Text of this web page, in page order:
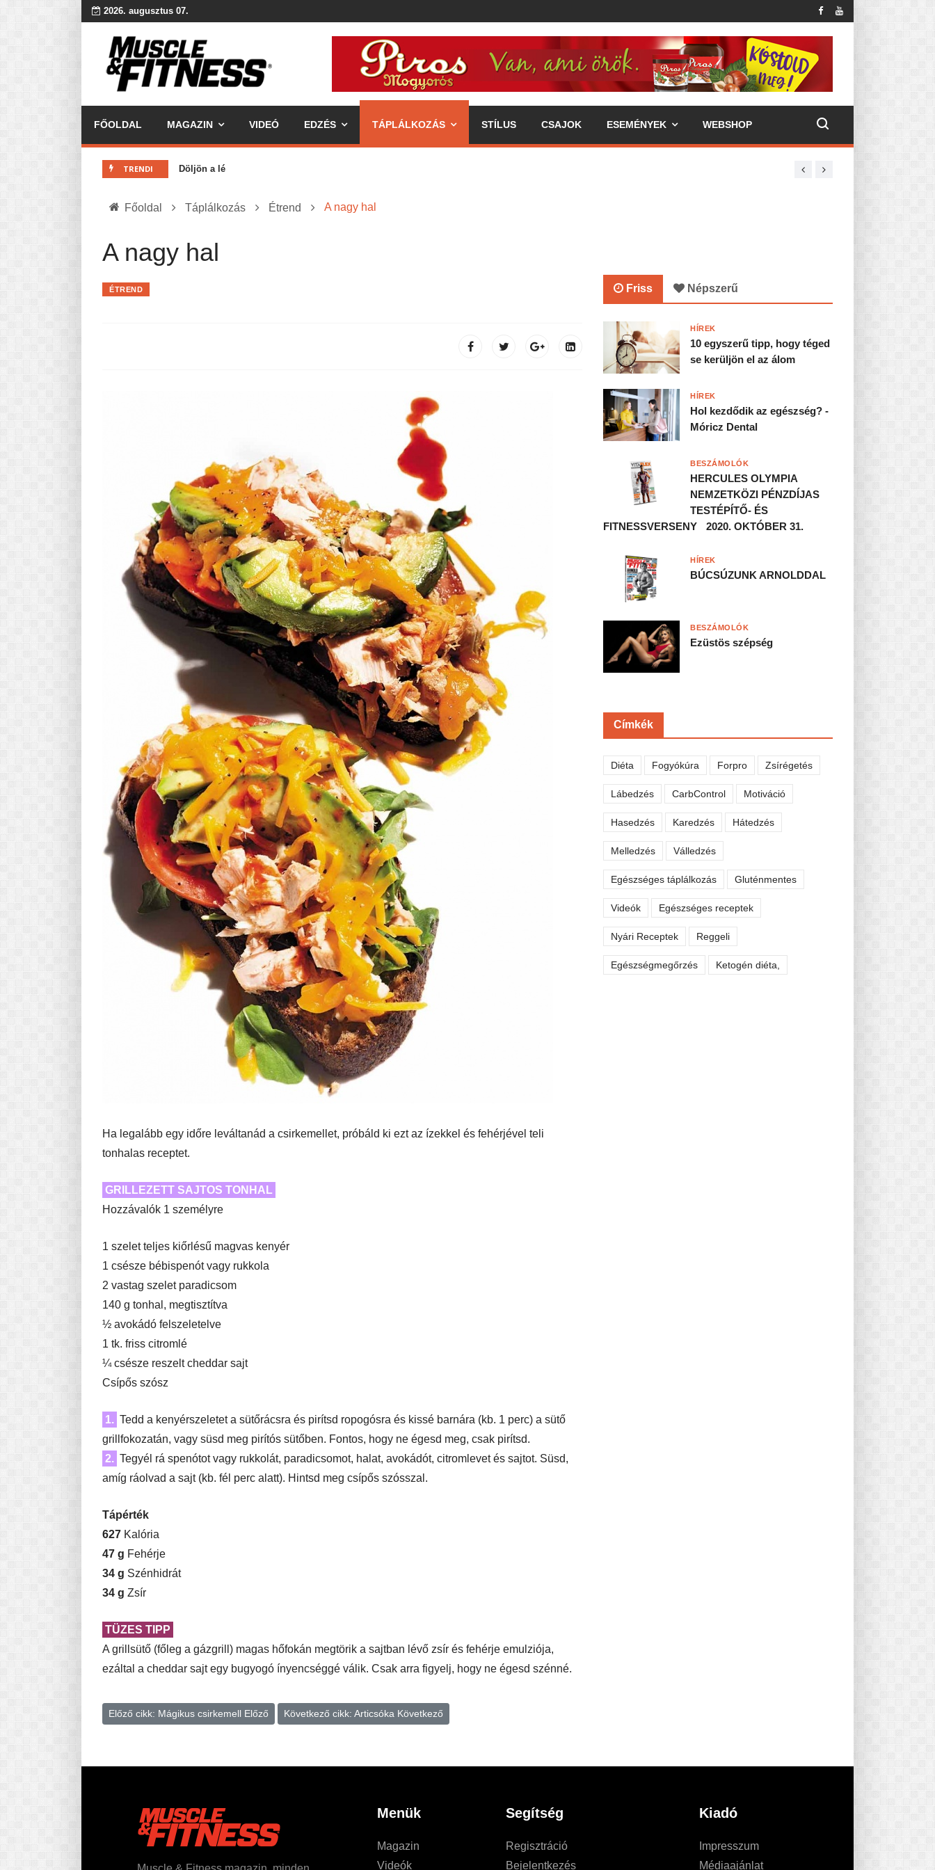
2026. augusztus 07.
FŐOLDAL MAGAZIN VIDEÓ EDZÉS TÁPLÁLKOZÁS STÍLUS CSAJOK ESEMÉNYEK WEBSHOP
TRENDI
Döljön a lé
Jó kaják vs. Rossz kaják?
Ketogén diéta pro-kontra
Főoldal Táplálkozás Étrend A nagy hal
A nagy hal
ÉTREND
Ha legalább egy időre leváltanád a csirkemellet, próbáld ki ezt az ízekkel és fehérjével teli
tonhalas receptet.
GRILLEZETT SAJTOS TONHAL
Hozzávalók 1 személyre
1 szelet teljes kiőrlésű magvas kenyér
1 csésze bébispenót vagy rukkola
2 vastag szelet paradicsom
140 g tonhal, megtisztítva
½ avokádó felszeletelve
1 tk. friss citromlé
¼ csésze reszelt cheddar sajt
Csípős szósz
1. Tedd a kenyérszeletet a sütőrácsra és pirítsd ropogósra és kissé barnára (kb. 1 perc) a sütő
grillfokozatán, vagy süsd meg pirítós sütőben. Fontos, hogy ne égesd meg, csak pirítsd.
2. Tegyél rá spenótot vagy rukkolát, paradicsomot, halat, avokádót, citromlevet és sajtot. Süsd,
amíg ráolvad a sajt (kb. fél perc alatt). Hintsd meg csípős szósszal.
Tápérték
627 Kalória
47 g Fehérje
34 g Szénhidrát
34 g Zsír
TÜZES TIPP
A grillsütő (főleg a gázgrill) magas hőfokán megtörik a sajtban lévő zsír és fehérje emulziója,
ezáltal a cheddar sajt egy bugyogó ínyencséggé válik. Csak arra figyelj, hogy ne égesd szénné.
Előző cikk: Mágikus csirkemell Előző Következő cikk: Articsóka Következő
Friss Népszerű
10 egyszerű tipp, hogy téged
se kerüljön el az álom
HÍREK
Hol kezdődik az egészség? -
Móricz Dental
HÍREK
HERCULES OLYMPIA
NEMZETKÖZI PÉNZDÍJAS
TESTÉPÍTŐ- ÉS
FITNESSVERSENY 2020. OKTÓBER 31.
BESZÁMOLÓK
BÚCSÚZUNK ARNOLDDAL
HÍREK
Ezüstös szépség
BESZÁMOLÓK
Címkék
Diéta Fogyókúra Forpro Zsírégetés
Lábedzés CarbControl Motiváció
Hasedzés Karedzés Hátedzés
Melledzés Válledzés
Egészséges táplálkozás Gluténmentes
Videók Egészséges receptek
Nyári Receptek Reggeli
Egészségmegőrzés Ketogén diéta,
Menük
Magazin
Videók
Segítség
Regisztráció
Bejelentkezés
Kiadó
Impresszum
Médiaajánlat